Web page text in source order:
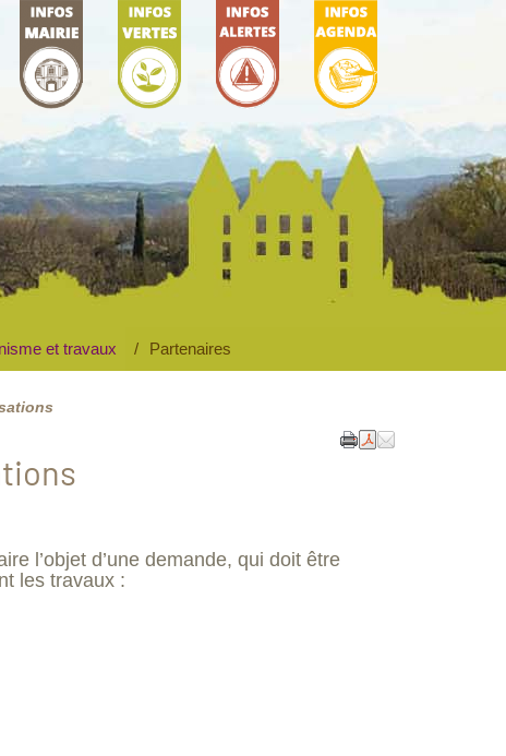
L'environnement AGENDA
et travaux Partenaires
l’objet d’une demande, qui doit être
les travaux :